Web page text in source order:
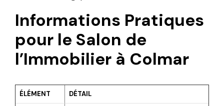
Informations Pratiques
pour le Salon de
l’Immobilier à Colmar
ÉLÉMENT DÉTAIL